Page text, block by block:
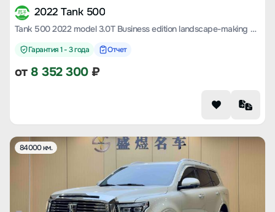
2022 Tank 500
Tank 500 2022 model 3.0T Business edition landscape-making 5-seater
Гарантия 1 - 3 года Отчет
от 8 352 300₽
84000 км.